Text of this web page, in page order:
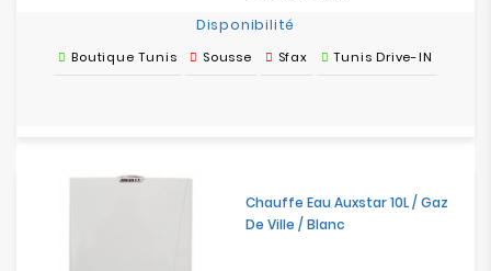
Disponibilité
Boutique Tunis Sousse Sfax Tunis Drive-IN
Chauffe Eau Auxstar 10L / Gaz
De Ville / Blanc